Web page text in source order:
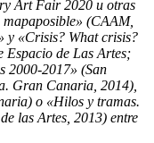
Art Fair 2020 u otras
(CAAM,
y «Crisis? What crisis?
Espacio de Las Artes;
2000-2017» (San
Gran Canaria, 2014),
o «Hilos y tramas.
las Artes, 2013) entre